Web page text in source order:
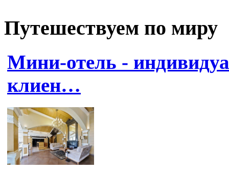
Путешествуем по миру
Мини-отель -
клиен…